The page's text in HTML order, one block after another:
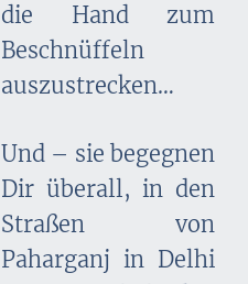
die Hand zum
Beschnüffeln
auszustrecken…
Und – sie begegnen
Dir überall, in den
Straßen von
Paharganj in Delhi